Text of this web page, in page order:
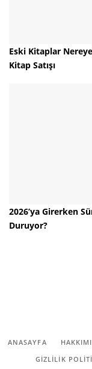
Eski Kitaplar
Kitap Satışı
2026’ya Girerken
Duruyor?
ANASAYFA
GIZLILIK